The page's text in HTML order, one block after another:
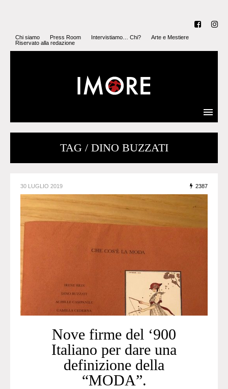
Chi siamo Press Room Intervistiamo… Chi?
Arte e Mestiere
Riservato alla redazione
TAG / DINO BUZZATI
30 LUGLIO 2019 2387
Nove firme del ‘900
Italiano per dare una
definizione della
“MODA”.